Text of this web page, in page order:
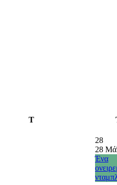
Τ
28
28
Ένα